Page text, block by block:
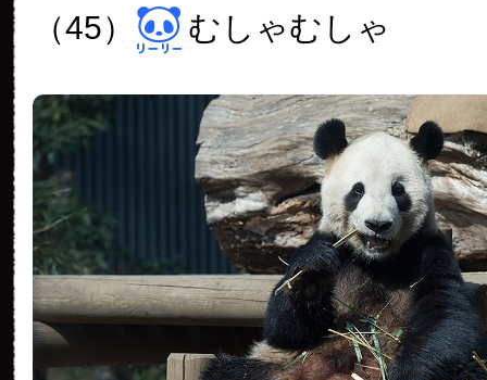
（45） むしゃむしゃ